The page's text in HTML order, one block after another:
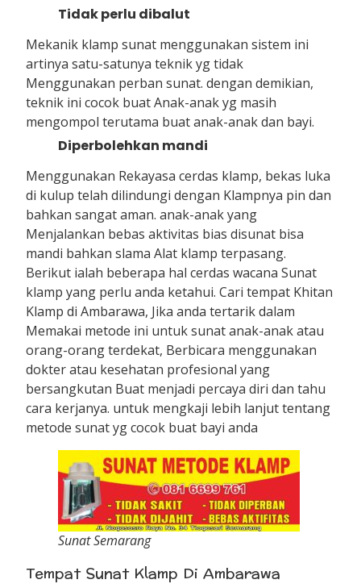
Tidak perlu dibalut
Mekanik klamp sunat menggunakan sistem ini
artinya satu-satunya teknik yg tidak
Menggunakan perban sunat. dengan demikian,
teknik ini cocok buat Anak-anak yg masih
mengompol terutama buat anak-anak dan bayi.
Diperbolehkan mandi
Menggunakan Rekayasa cerdas klamp, bekas luka
di kulup telah dilindungi dengan Klampnya pin dan
bahkan sangat aman. anak-anak yang
Menjalankan bebas aktivitas bias disunat bisa
mandi bahkan slama Alat klamp terpasang.
Berikut ialah beberapa hal cerdas wacana Sunat
klamp yang perlu anda ketahui. Cari tempat Khitan
Klamp di Ambarawa, Jika anda tertarik dalam
Memakai metode ini untuk sunat anak-anak atau
orang-orang terdekat, Berbicara menggunakan
dokter atau kesehatan profesional yang
bersangkutan Buat menjadi percaya diri dan tahu
cara kerjanya. untuk mengkaji lebih lanjut tentang
metode sunat yg cocok buat bayi anda
Sunat Semarang
Tempat Sunat Klamp Di Ambarawa